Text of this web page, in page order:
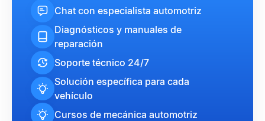
Chat con especialista automotriz
Diagnósticos y manuales de
reparación
Soporte técnico 24/7
Solución específica para cada
vehículo
Cursos de mecánica automotriz